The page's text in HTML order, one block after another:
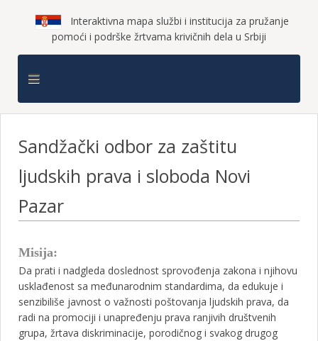
Interaktivna mapa službi i institucija za pružanje
pomoći i podrške žrtvama krivičnih dela u Srbiji
Sandžački odbor za zaštitu
ljudskih prava i sloboda Novi
Pazar
Misija:
Da prati i nadgleda doslednost sprovođenja zakona i njihovu
usklađenost sa međunarodnim standardima, da edukuje i
senzibiliše javnost o važnosti poštovanja ljudskih prava, da
radi na promociji i unapređenju prava ranjivih društvenih
grupa, žrtava diskriminacije, porodičnog i svakog drugog